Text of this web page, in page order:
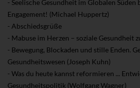
- Seelische Gesundheit im Globalen Süden
Engagement! (Michael Huppertz)
- Abschiedsgrüße
- Mabuse im Herzen – soziale Gesundheit
- Bewegung, Blockaden und stille Enden.
Gesundheitswesen (Joseph Kuhn)
- Was du heute kannst reformieren ...
Gesundheitspolitik (Wolfgang Wagner)